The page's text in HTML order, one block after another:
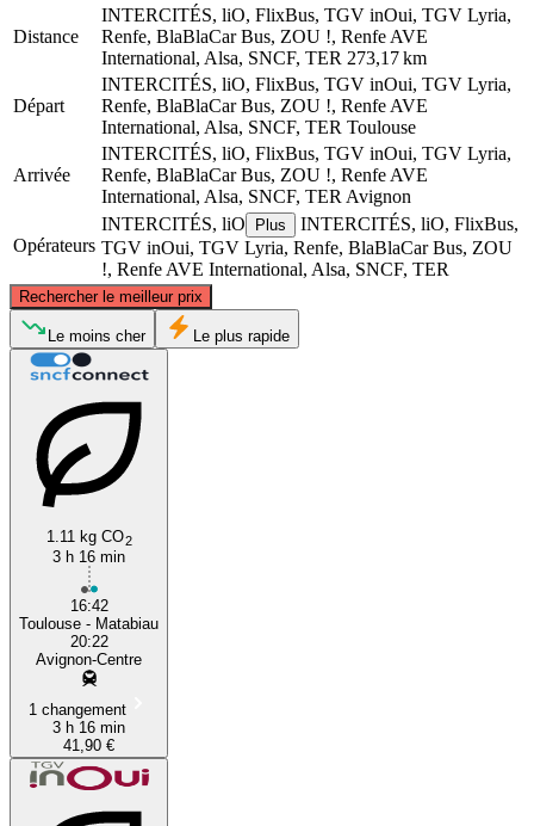
Distance
INTERCITÉS, liO, FlixBus, TGV inOui, TGV Lyria,
Renfe, BlaBlaCar Bus, ZOU !, Renfe AVE
International, Alsa, SNCF, TER 273,17 km
Départ
INTERCITÉS, liO, FlixBus, TGV inOui, TGV Lyria,
Renfe, BlaBlaCar Bus, ZOU !, Renfe AVE
International, Alsa, SNCF, TER Toulouse
Arrivée
INTERCITÉS, liO, FlixBus, TGV inOui, TGV Lyria,
Renfe, BlaBlaCar Bus, ZOU !, Renfe AVE
International, Alsa, SNCF, TER Avignon
Opérateurs
INTERCITÉS, liO Plus
INTERCITÉS, liO, FlixBus,
TGV inOui, TGV Lyria, Renfe, BlaBlaCar Bus, ZOU
!, Renfe AVE International, Alsa, SNCF, TER
Rechercher le meilleur prix
Toulouse
©CARTO, ©OpenStreetMapcontributors
Le moins cher Le plus rapide
1.11 kg CO2
3 h 16 min
16:42
Toulouse - Matabiau
20:22
Avignon-Centre
1 changement
3 h 16 min
41,90 €